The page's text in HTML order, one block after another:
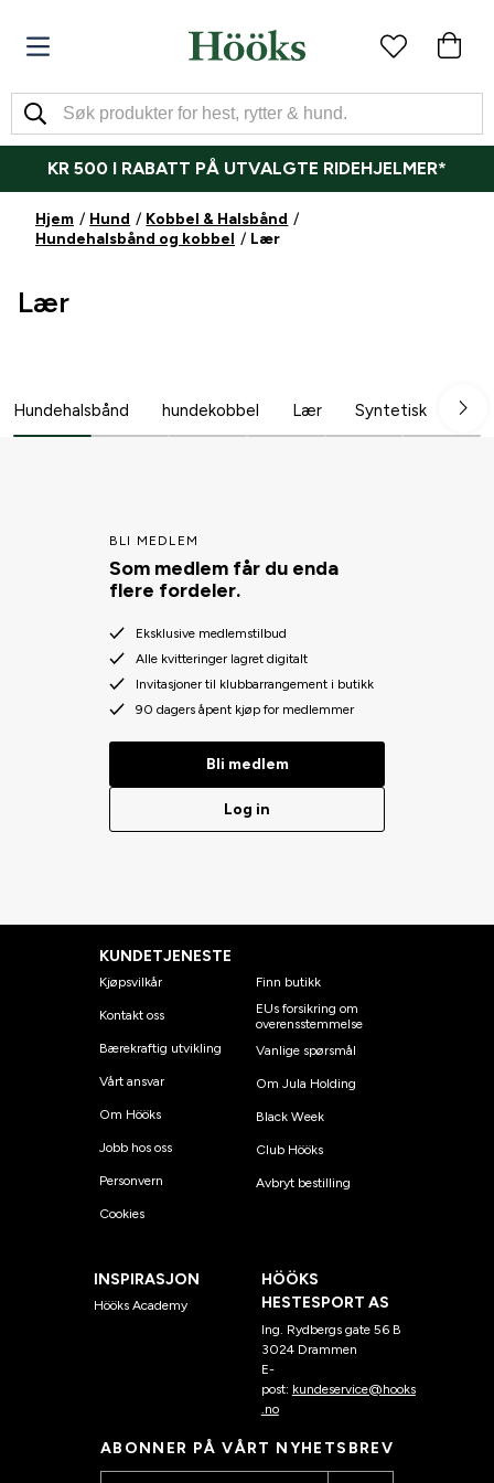
KR 500 I RABATT PÅ UTVALGTE RIDEHJELMER*
Hjem Hund
Kobbel & Halsbånd
Hundehalsbånd og kobbel
Lær
Lær
Hundehalsbånd hundekobbel Lær Syntetisk Spor
BLI MEDLEM
Som medlem får du enda
flere fordeler.
Eksklusive medlemstilbud
Alle kvitteringer lagret digitalt
Invitasjoner til klubbarrangement i butikk
90 dagers åpent kjøp for medlemmer
Bli medlem
Log in
KUNDETJENESTE
Kjøpsvilkår
Kontakt oss
Bærekraftig utvikling
Vårt ansvar
Om Hööks
Jobb hos oss
Personvern
Cookies
Finn butikk
EUs forsikring om
overensstemmelse
Vanlige spørsmål
Om Jula Holding
Black Week
Club Hööks
Avbryt bestilling
INSPIRASJON
Hööks Academy
HÖÖKS
HESTESPORT AS
Ing. Rydbergs gate 56 B
3024 Drammen
E-
post: kundeservice@hooks
.no
ABONNER PÅ VÅRT NYHETSBREV